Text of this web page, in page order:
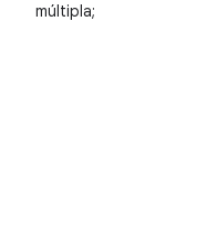
múltipla;